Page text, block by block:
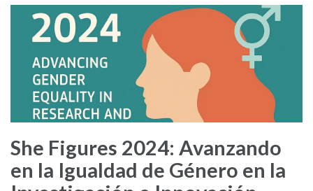
She Figures 2024: Avanzando
en la Igualdad de Género en la